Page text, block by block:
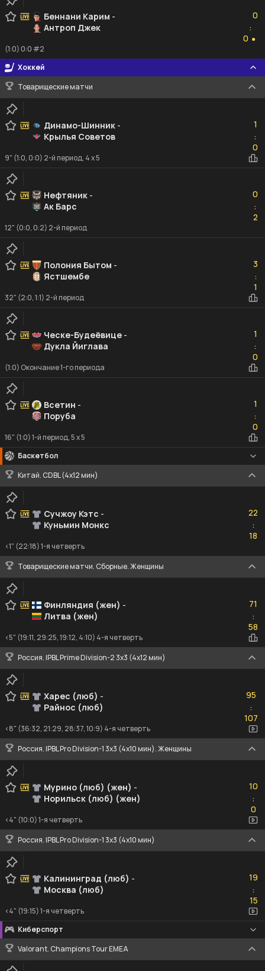
Беннани Карим -
Антроп Джек
0
:
0 ●
(1:0) 0:0 #2
Хоккей
Товарищеские матчи
Динамо-Шинник -
Крылья Советов
1
:0
0
9" (1:0, 0:0) 2-й период, 4 x 5
Нефтяник -
Ак Барс
0
:2
2
12" (0:0, 0:2) 2-й период
Полония Бытом -
Ястшембе
3
:1
1
32" (2:0, 1:1) 2-й период
Ческе-Будеёвице -
Дукла Йиглава
1
:0
0
(1:0) Окончание 1-го периода
Всетин -
Поруба
1
:0
0
16" (1:0) 1-й период, 5 x 5
Баскетбол
Китай. CDBL (4x12 мин)
Сучжоу Кэтс -
Куньмин Монкс
22
:18
18
<1" (22:18) 1-я четверть
Товарищеские матчи. Сборные. Женщины
Финляндия (жен) -
Литва (жен)
71
:58
58
<5" (19:11, 29:25, 19:12, 4:10) 4-я четверть
Россия. IPBL Prime Division-2 3x3 (4x12 мин)
Харес (люб) -
Райнос (люб)
95
:107
107
<8" (36:32, 21:29, 28:37, 10:9) 4-я четверть
Россия. IPBL Pro Division-1 3x3 (4x10 мин). Женщины
Мурино (люб) (жен) -
Норильск (люб) (жен)
10
:0
0
<4" (10:0) 1-я четверть
Россия. IPBL Pro Division-1 3x3 (4x10 мин)
Калининград (люб) -
Москва (люб)
19
:15
15
<4" (19:15) 1-я четверть
Киберспорт
Valorant. Champions Tour EMEA